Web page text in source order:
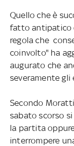
Quello che è
fatto antipatico
regola che
coinvolto" ha
augurato che
severamente gli
Secondo
sabato scorso
la partita
interrompere